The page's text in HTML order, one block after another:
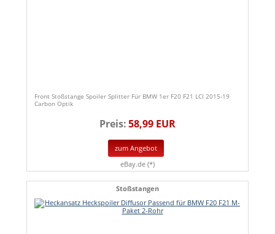
Front Stoßstange Spoiler Splitter Für BMW 1er F20 F21 LCI 2015-19
Carbon Optik
Preis:58,99 EUR
zum Angebot
eBay.de (*)
Stoßstangen